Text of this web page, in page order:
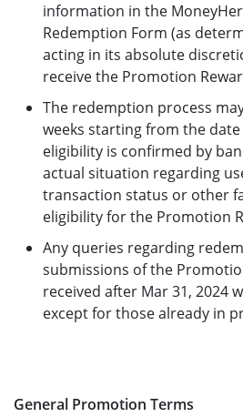
information in the
Redemption Form (as
acting in its absolute
receive the Promotion
The redemption process
weeks starting from the
eligibility is confirmed by
actual situation regarding
transaction status or other
eligibility for the Promotion
Any queries regarding
submissions of the
received after Mar 31, 2024
except for those already in
General Promotion Terms